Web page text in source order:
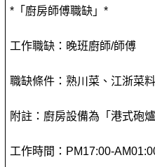
*「廚房師傅職缺」*
工作職缺：晚班廚師/師傅
職缺條件：熟川菜、江浙菜
附註：廚房設備為「港式砲
工作時間：PM17:00-